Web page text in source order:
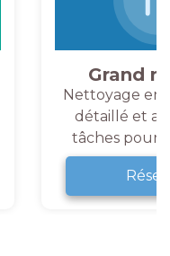
Grand
Nettoyage en
détaillé et
tâches pour